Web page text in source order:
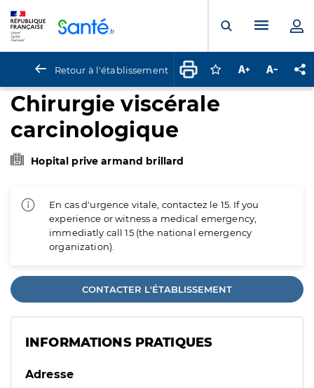
Ouvrir laMenu
Retour à l'établissement Connectez-vous
Augmenter la
Chirurgie viscérale
carcinologique
Hopital prive armand brillard
En cas d'urgence vitale, contactez le 15. If you
experience or witness a medical emergency,
immediatly call 15 (the national emergency
organization).
CONTACTER L'ÉTABLISSEMENT
INFORMATIONS PRATIQUES
Adresse